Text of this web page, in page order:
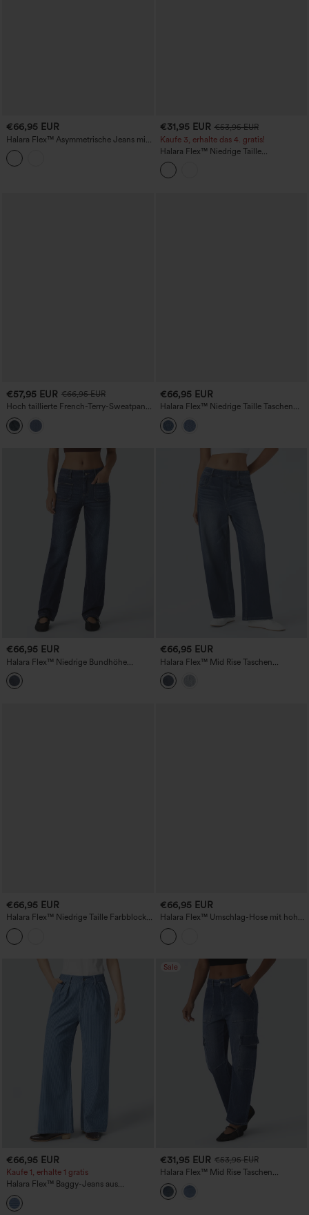
€66,95 EUR
Halara Flex™ Asymmetrische Jeans mit
mittlerer Leibhöhe, umgeschlagenem
Saum, weitem Bein und Taschen
€31,95 EUR €53,95 EUR
Kaufe 3, erhalte das 4. gratis!
Halara Flex™ Niedrige Taille
Umgeschlagene Saum Gewaschene
Lässige Weite Jeans mit Taschen
€57,95 EUR €66,95 EUR
Hoch taillierte French-Terry-Sweatpants
im Denim-Print, lässige Jeans-Optik mit
Taschen
€66,95 EUR
Halara Flex™ Niedrige Taille Taschen
Lässige Weite Cargo Jeans
€66,95 EUR
Halara Flex™ Niedrige Bundhöhe
Reißverschlusstaschen Gerade Beine
Gewaschene Lässige Jeans
€66,95 EUR
Halara Flex™ Mid Rise Taschen
Gewaschene Weite Beinige Lässige
Jeans
€66,95 EUR
Halara Flex™ Niedrige Taille Farbblock
Weite Bein Casual Jeans mit Taschen
€66,95 EUR
Halara Flex™ Umschlag-Hose mit hoher
Taille, gerade Beine, lässige Jeans mit
Taschen
€66,95 EUR
Kaufe 1, erhalte 1 gratis
Halara Flex™ Baggy-Jeans aus
elastischem Strick-Denim mit weitem
Bein, hohem Bund und mehreren
Sale
€31,95 EUR €53,95 EUR
Halara Flex™ Mid Rise Taschen
Gewaschene Lässige Barrel Cargo Jeans